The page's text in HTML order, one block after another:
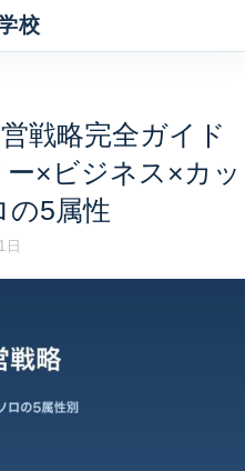
校
戦略完全ガイド
×ビジネス×カッ
の5属性
日